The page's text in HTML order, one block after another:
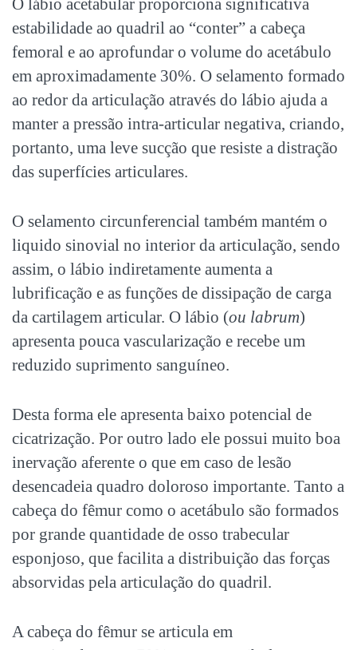
estabilidade ao quadril ao “conter” a cabeça
femoral e ao aprofundar o volume do acetábulo
em aproximadamente 30%. O selamento formado
ao redor da articulação através do lábio ajuda a
manter a pressão intra-articular negativa, criando,
portanto, uma leve sucção que resiste a distração
das superfícies articulares.
O selamento circunferencial também mantém o
liquido sinovial no interior da articulação, sendo
assim, o lábio indiretamente aumenta a
lubrificação e as funções de dissipação de carga
da cartilagem articular. O lábio (ou labrum)
apresenta pouca vascularização e recebe um
reduzido suprimento sanguíneo.
Desta forma ele apresenta baixo potencial de
cicatrização. Por outro lado ele possui muito boa
inervação aferente o que em caso de lesão
desencadeia quadro doloroso importante. Tanto a
cabeça do fêmur como o acetábulo são formados
por grande quantidade de osso trabecular
esponjoso, que facilita a distribuição das forças
absorvidas pela articulação do quadril.
A cabeça do fêmur se articula em